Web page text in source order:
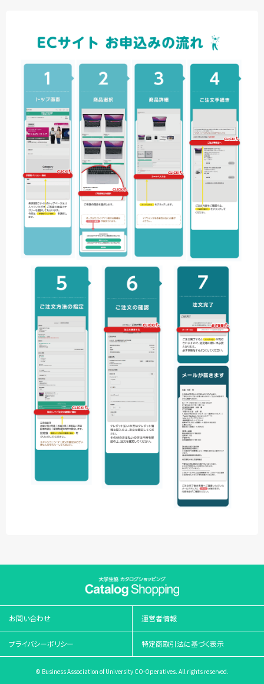
お問い合わせ 運営者情報
プライバシーポリシー 特定商取引法に基づく表示
© Business Association of University CO-Operatives. All rights reserved.